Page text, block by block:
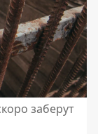
заберут